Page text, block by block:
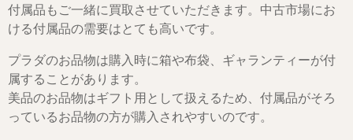
付属品もご一緒に買取させていただきます。中古市場にお
ける付属品の需要はとても高いです。
プラダのお品物は購入時に箱や布袋、ギャランティーが付
属することがあります。
美品のお品物はギフト用として扱えるため、付属品がそろ
っているお品物の方が購入されやすいのです。